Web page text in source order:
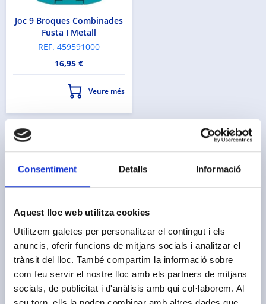
Consentiment Detalls Informació
Aquest lloc web utilitza cookies
Utilitzem galetes per personalitzar el contingut i els
anuncis, oferir funcions de mitjans socials i analitzar el
trànsit del lloc. També compartim la informació sobre
com feu servir el nostre lloc amb els partners de mitjans
socials, de publicitat i d'anàlisis amb qui col·laborem. Al
Joc 9 Broques Combinades
Fusta I Metall
REF. 459591000
16,95 €
Veure més
Productes de la mateixa marca